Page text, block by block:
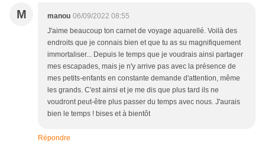
M manou 06/09/2022 08:55
J'aime beaucoup ton carnet de voyage aquarellé. Voilà des
endroits que je connais bien et que tu as su magnifiquement
immortaliser... Depuis le temps que je voudrais ainsi partager
mes escapades, mais je n'y arrive pas avec la présence de
mes petits-enfants en constante demande d'attention, même
les grands. C'est ainsi et je me dis que plus tard ils ne
voudront peut-être plus passer du temps avec nous. J'aurais
bien le temps ! bises et à bientôt
Répondre